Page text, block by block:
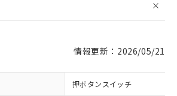
情報更新：2026/05/21
押ボタンスイッチ